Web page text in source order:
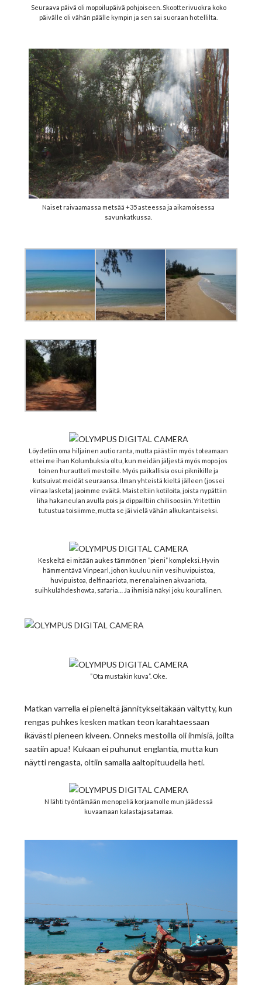
Seuraava päivä oli mopoilupäivä pohjoiseen. Skootterivuokra koko
päivälle oli vähän päälle kympin ja sen sai suoraan hotellilta.
Naiset raivaamassa metsää +35 asteessa ja aikamoisessa
savunkatkussa.
Löydetiin oma hiljainen autio ranta, mutta päästiin myös toteamaan
ettei me ihan Kolumbuksia oltu, kun meidän jäljestä myös mopo jos
toinen hurautteli mestoille. Myös paikallisia osui piknikille ja
kutsuivat meidät seuraansa. Ilman yhteistä kieltä jälleen (jossei
viinaa lasketa) jaoimme eväitä. Maisteltiin kotiloita, joista nypättiin
liha hakaneulan avulla pois ja dippailtiin chilisoosiin. Yritettiin
tutustua toisiimme, mutta se jäi vielä vähän alkukantaiseksi.
Keskeltä ei mitään aukes tämmönen ”pieni” kompleksi. Hyvin
hämmentävä Vinpearl, johon kuuluu niin vesihuvipuistoa,
huvipuistoa, delfinaariota, merenalainen akvaariota,
suihkulähdeshowta, safaria… Ja ihmisiä näkyi joku kourallinen.
”Ota mustakin kuva”. Oke.
Matkan varrella ei pieneltä jännitykseltäkään vältytty, kun
rengas puhkes kesken matkan teon karahtaessaan
ikävästi pieneen kiveen. Onneks mestoilla oli ihmisiä, joilta
saatiin apua! Kukaan ei puhunut englantia, mutta kun
näytti rengasta, oltiin samalla aaltopituudella heti.
N lähti työntämään menopeliä korjaamolle mun jäädessä
kuvaamaan kalastajasatamaa.